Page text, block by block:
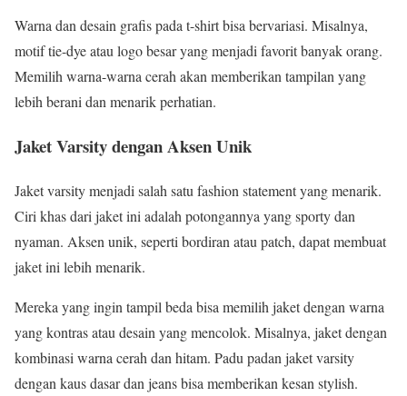
Warna dan desain grafis pada t-shirt bisa bervariasi. Misalnya,
motif tie-dye atau logo besar yang menjadi favorit banyak orang.
Memilih warna-warna cerah akan memberikan tampilan yang
lebih berani dan menarik perhatian.
Jaket Varsity dengan Aksen Unik
Jaket varsity menjadi salah satu fashion statement yang menarik.
Ciri khas dari jaket ini adalah potongannya yang sporty dan
nyaman. Aksen unik, seperti bordiran atau patch, dapat membuat
jaket ini lebih menarik.
Mereka yang ingin tampil beda bisa memilih jaket dengan warna
yang kontras atau desain yang mencolok. Misalnya, jaket dengan
kombinasi warna cerah dan hitam. Padu padan jaket varsity
dengan kaus dasar dan jeans bisa memberikan kesan stylish.